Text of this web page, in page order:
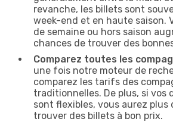
revanche, les billets sont
week-end et en haute saison.
de semaine ou hors saison
chances de trouver des
Comparez toutes les
une fois notre moteur de
comparez les tarifs des
traditionnelles. De plus, si vos
sont flexibles, vous aurez plus
trouver des billets à bon prix.